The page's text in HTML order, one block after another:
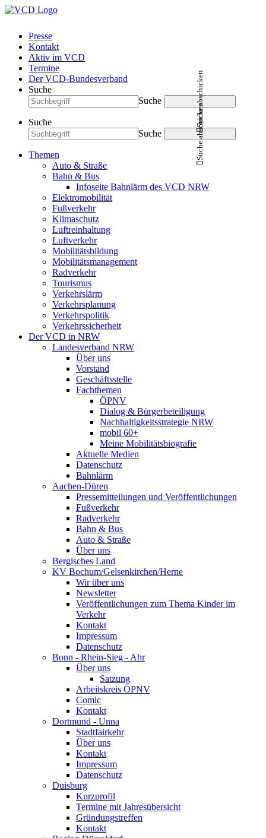
Presse
Kontakt
Aktiv im VCD
Termine
Der VCD-Bundesverband
Suche
Suche
Suche abschicken
Suche
Suche
Suche abschicken
Themen
Auto & Straße
Bahn & Bus
Infoseite Bahnlärm des VCD NRW
Elektromobilität
Fußverkehr
Klimaschutz
Luftreinhaltung
Luftverkehr
Mobilitätsbildung
Mobilitätsmanagement
Radverkehr
Tourismus
Verkehrslärm
Verkehrsplanung
Verkehrspolitik
Verkehrssicherheit
Der VCD in NRW
Landesverband NRW
Über uns
Vorstand
Geschäftsstelle
Fachthemen
ÖPNV
Dialog & Bürgerbeteiligung
Nachhaltigkeitsstrategie NRW
mobil 60+
Meine Mobilitätsbiografie
Aktuelle Medien
Datenschutz
Bahnlärm
Aachen-Düren
Pressemitteilungen und Veröffentlichungen
Fußverkehr
Radverkehr
Bahn & Bus
Auto & Straße
Über uns
Bergisches Land
KV Bochum/Gelsenkirchen/Herne
Wir über uns
Newsletter
Veröffentlichungen zum Thema Kinder im
Verkehr
Kontakt
Impressum
Datenschutz
Bonn - Rhein-Sieg - Ahr
Über uns
Satzung
Arbeitskreis ÖPNV
Comic
Kontakt
Dortmund - Unna
Stadtfairkehr
Über uns
Kontakt
Impressum
Datenschutz
Duisburg
Kurzprofil
Termine mit Jahresübersicht
Gründungstreffen
Kontakt